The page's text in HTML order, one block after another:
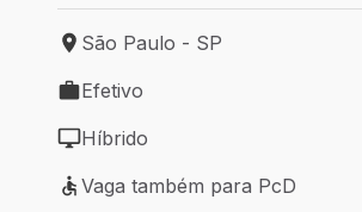
Local de trabalho: São Paulo - SP
São Paulo - SP
Tipo de vaga: Efetivo
Efetivo
Modelo de trabalho: Híbrido
Híbrido
Vaga também para PcD
Vaga também para PcD